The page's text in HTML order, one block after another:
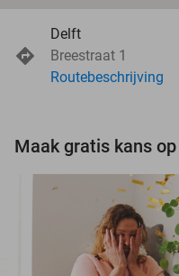
Delft
Breestraat 1
Routebeschrijving